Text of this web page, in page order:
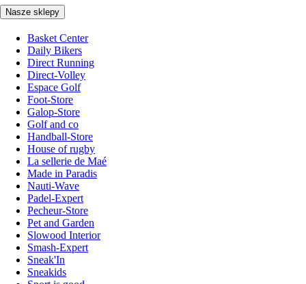
Nasze sklepy
Basket Center
Daily Bikers
Direct Running
Direct-Volley
Espace Golf
Foot-Store
Galop-Store
Golf and co
Handball-Store
House of rugby
La sellerie de Maé
Made in Paradis
Nauti-Wave
Padel-Expert
Pecheur-Store
Pet and Garden
Slowood Interior
Smash-Expert
Sneak'In
Sneakids